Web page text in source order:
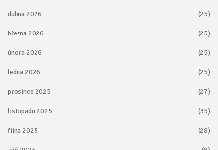
dubna 2026 (25)
března 2026 (25)
února 2026 (25)
ledna 2026 (25)
prosince 2025 (27)
listopadu 2025 (35)
října 2025 (28)